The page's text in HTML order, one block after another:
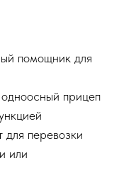
помощник для
прицеп
перевозки
или